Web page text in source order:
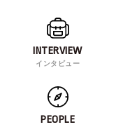
INTERVIEW
インタビュー
PEOPLE